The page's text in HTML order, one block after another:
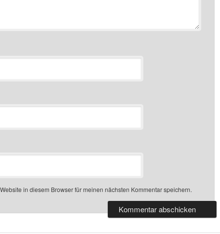
in diesem Browser für meinen nächsten Kommentar speichern.